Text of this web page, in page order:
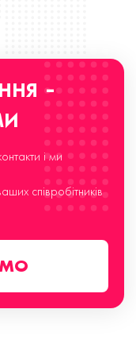
-
і ми
співробітників